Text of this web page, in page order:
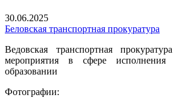
30.06.2025
Беловская транспортная прокуратура
Ведовская транспортная
мероприятия в сфере исполнения
образовании
Фотографии: